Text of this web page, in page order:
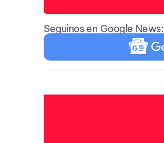
Seguinos en Google News: